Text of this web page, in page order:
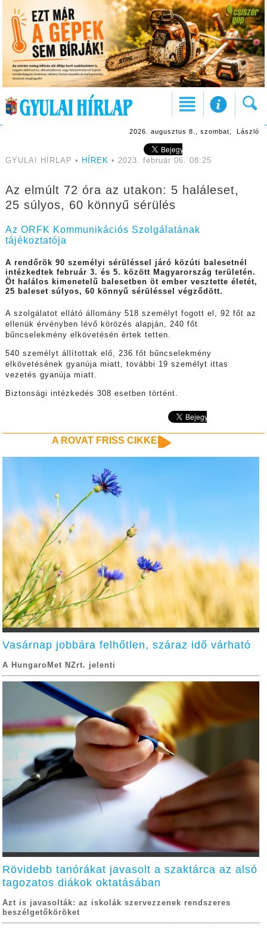
2026. augusztus 8., szombat, László
GYULAI HÍRLAP • HÍREK • 2023. február 06. 08:25
Az elmúlt 72 óra az utakon: 5 haláleset,
25 súlyos, 60 könnyű sérülés
Az ORFK Kommunikációs Szolgálatának
tájékoztatója
A rendőrök 90 személyi sérüléssel járó közúti balesetnél
intézkedtek február 3. és 5. között Magyarország területén.
Öt halálos kimenetelű balesetben öt ember vesztette életét,
25 baleset súlyos, 60 könnyű sérüléssel végződött.
A szolgálatot ellátó állomány 518 személyt fogott el, 92 főt az
ellenük érvényben lévő körözés alapján, 240 főt
bűncselekmény elkövetésén értek tetten.
540 személyt állítottak elő, 236 főt bűncselekmény
elkövetésének gyanúja miatt, további 19 személyt ittas
vezetés gyanúja miatt.
Biztonsági intézkedés 308 esetben történt.
A ROVAT FRISS CIKKEI
Vasárnap jobbára felhőtlen, száraz idő várható
A HungaroMet NZrt. jelenti
Rövidebb tanórákat javasolt a szaktárca az alsó
tagozatos diákok oktatásában
Azt is javasolták: az iskolák szervezzenek rendszeres
beszélgetőköröket